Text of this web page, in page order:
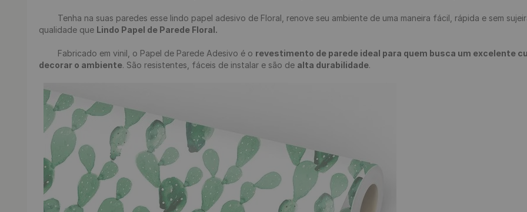
qualidade que Lindo Papel de Parede Floral.
	Fabricado em vinil, o Papel de Parede Adesivo é o
revestimento de parede ideal para quem busca um excelente
decorar o ambiente. São resistentes, fáceis de instalar e são de alta durabilidade